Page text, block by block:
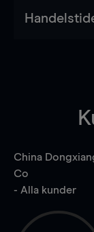
China
Co
- Alla kunder